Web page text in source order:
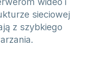
sieciowej
z szybkiego